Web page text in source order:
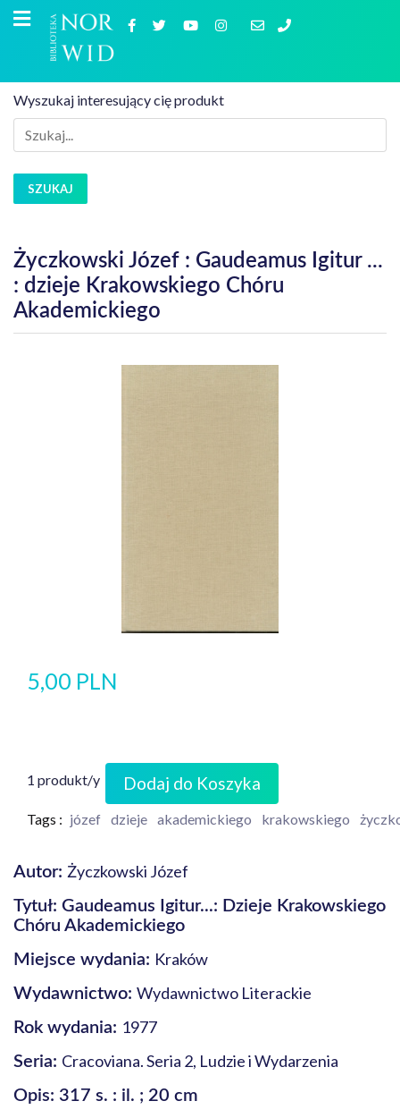
Wyszukaj interesujący cię produkt
SZUKAJ
Życzkowski Józef : Gaudeamus Igitur ...
: dzieje Krakowskiego Chóru
Akademickiego
5,00 PLN
1 produkt/y Dodaj do Koszyka
Tags : józef dzieje akademickiego krakowskiego
Autor: Życzkowski Józef
Tytuł: Gaudeamus Igitur...: Dzieje Krakowskiego
Chóru Akademickiego
Miejsce wydania: Kraków
Wydawnictwo: Wydawnictwo Literackie
Rok wydania: 1977
Seria: Cracoviana. Seria 2, Ludzie i Wydarzenia
Opis: 317 s. : il. ; 20 cm